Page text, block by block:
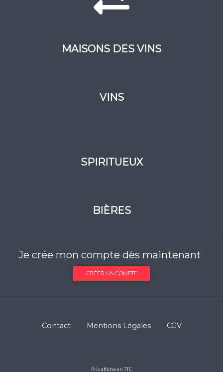
MAISONS DES VINS
VINS
SPIRITUEUX
BIÈRES
Je crée mon compte dès maintenant
CRÉER UN COMPTE
Contact Mentions Légales CGV
Prix affiché en TTC